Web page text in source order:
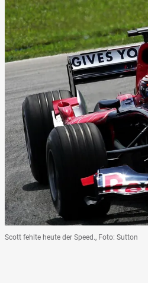
Scott fehlte heute der Speed., Foto: Sutton